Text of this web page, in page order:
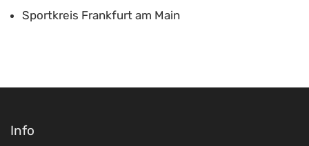
Sportkreis Frankfurt am Main
Info